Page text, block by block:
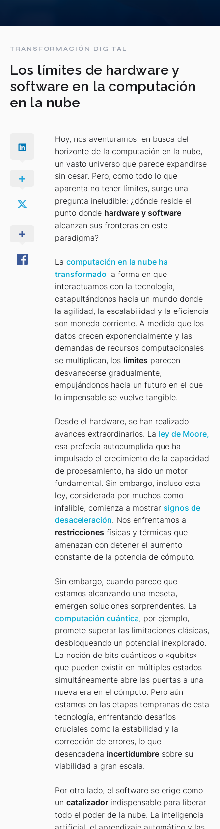
TRANSFORMACIÓN DIGITAL
Los límites de hardware y
software en la computación
en la nube
Hoy, nos aventuramos en busca del
horizonte de la computación en la nube,
un vasto universo que parece expandirse
sin cesar. Pero, como todo lo que
aparenta no tener límites, surge una
pregunta ineludible: ¿dónde reside el
punto donde hardware y software
alcanzan sus fronteras en este
paradigma?
La computación en la nube ha
transformado la forma en que
interactuamos con la tecnología,
catapultándonos hacia un mundo donde
la agilidad, la escalabilidad y la eficiencia
son moneda corriente. A medida que los
datos crecen exponencialmente y las
demandas de recursos computacionales
se multiplican, los límites parecen
desvanecerse gradualmente,
empujándonos hacia un futuro en el que
lo impensable se vuelve tangible.
Desde el hardware, se han realizado
avances extraordinarios. La ley de Moore,
esa profecía autocumplida que ha
impulsado el crecimiento de la capacidad
de procesamiento, ha sido un motor
fundamental. Sin embargo, incluso esta
ley, considerada por muchos como
infalible, comienza a mostrar signos de
desaceleración. Nos enfrentamos a
restricciones físicas y térmicas que
amenazan con detener el aumento
constante de la potencia de cómputo.
Sin embargo, cuando parece que
estamos alcanzando una meseta,
emergen soluciones sorprendentes. La
computación cuántica, por ejemplo,
promete superar las limitaciones clásicas,
desbloqueando un potencial inexplorado.
La noción de bits cuánticos o «qubits»
que pueden existir en múltiples estados
simultáneamente abre las puertas a una
nueva era en el cómputo. Pero aún
estamos en las etapas tempranas de esta
tecnología, enfrentando desafíos
cruciales como la estabilidad y la
corrección de errores, lo que
desencadena incertidumbre sobre su
viabilidad a gran escala.
Por otro lado, el software se erige como
un catalizador indispensable para liberar
todo el poder de la nube. La inteligencia
artificial, el aprendizaje automático y las